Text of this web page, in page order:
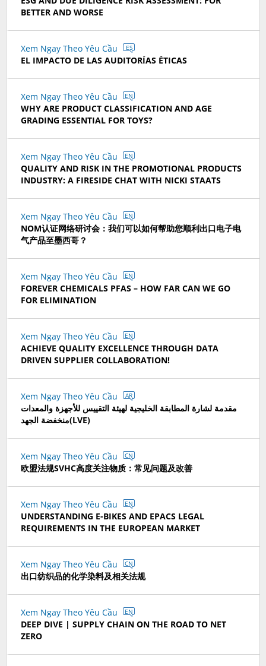
BETTER AND WORSE
Xem Ngay Theo Yêu Cầu ES
EL IMPACTO DE LAS AUDITORÍAS ÉTICAS
Xem Ngay Theo Yêu Cầu EN
WHY ARE PRODUCT CLASSIFICATION AND AGE
GRADING ESSENTIAL FOR TOYS?
Xem Ngay Theo Yêu Cầu EN
QUALITY AND RISK IN THE PROMOTIONAL PRODUCTS
INDUSTRY: A FIRESIDE CHAT WITH NICKI STAATS
Xem Ngay Theo Yêu Cầu EN
NOM认证网络研讨会：我们可以如何帮助您顺利出口电子电
气产品至墨西哥？
Xem Ngay Theo Yêu Cầu EN
FOREVER CHEMICALS PFAS – HOW FAR CAN WE GO
FOR ELIMINATION
Xem Ngay Theo Yêu Cầu EN
ACHIEVE QUALITY EXCELLENCE THROUGH DATA
DRIVEN SUPPLIER COLLABORATION!
Xem Ngay Theo Yêu Cầu AR
مقدمة لشارة المطابقة الخليجية لهيئة التقييس للأجهزة والمعدات
منخفضة الجهد(LVE)
Xem Ngay Theo Yêu Cầu CN
欧盟法规SVHC高度关注物质：常见问题及改善
Xem Ngay Theo Yêu Cầu EN
UNDERSTANDING E-BIKES AND EPACS LEGAL
REQUIREMENTS IN THE EUROPEAN MARKET
Xem Ngay Theo Yêu Cầu CN
出口纺织品的化学染料及相关法规
Xem Ngay Theo Yêu Cầu EN
DEEP DIVE | SUPPLY CHAIN ON THE ROAD TO NET
ZERO